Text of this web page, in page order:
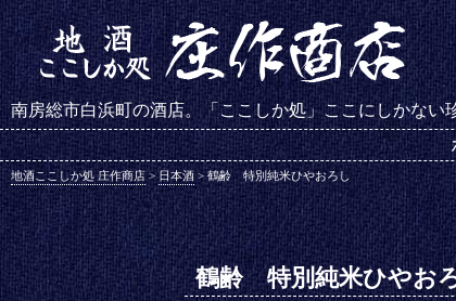
南房総市白浜町の酒店。「ここしか処」ここにしかない
地酒ここしか処 庄作商店 > 日本酒 > 鶴齢 特別純米ひやおろし
鶴齢 特別純米ひやお